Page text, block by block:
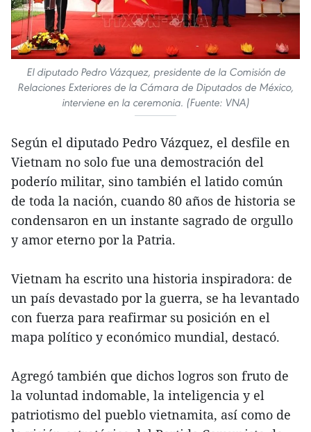
El diputado Pedro Vázquez, presidente de la Comisión de
Relaciones Exteriores de la Cámara de Diputados de México,
interviene en la ceremonia. (Fuente: VNA)
Según el diputado Pedro Vázquez, el desfile en
Vietnam no solo fue una demostración del
poderío militar, sino también el latido común
de toda la nación, cuando 80 años de historia se
condensaron en un instante sagrado de orgullo
y amor eterno por la Patria.
Vietnam ha escrito una historia inspiradora: de
un país devastado por la guerra, se ha levantado
con fuerza para reafirmar su posición en el
mapa político y económico mundial, destacó.
Agregó también que dichos logros son fruto de
la voluntad indomable, la inteligencia y el
patriotismo del pueblo vietnamita, así como de